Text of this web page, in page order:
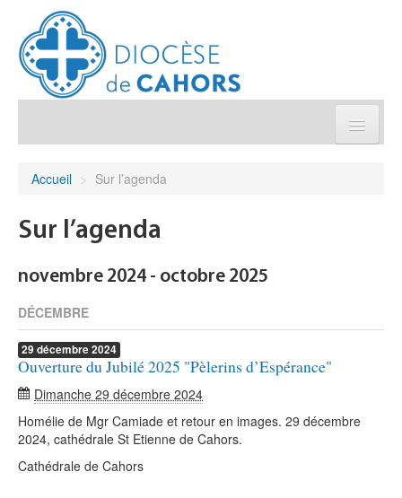
Agenda diocésain
Je donne
Annuaire/Contact
Accueil > Sur l’agenda
Sur l’agenda
novembre 2024 - octobre 2025
DÉCEMBRE
29 décembre2024
Ouverture du Jubilé 2025 "Pèlerins d’Espérance"
Dimanche 29 décembre 2024
Homélie de Mgr Camiade et retour en images. 29 décembre
2024, cathédrale St Etienne de Cahors.
Cathédrale de Cahors